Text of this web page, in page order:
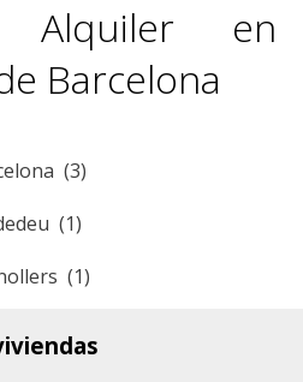
Alquiler en
Barcelona
(3)
(1)
(1)